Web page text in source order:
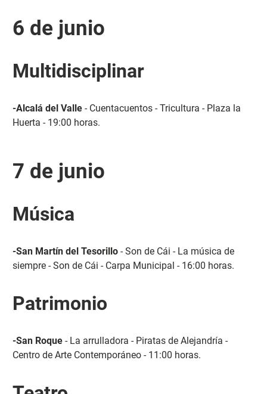
6 de junio
Multidisciplinar
-Alcalá del Valle- Cuentacuentos - Tricultura - Plaza la
Huerta - 19:00 horas.
7 de junio
Música
-San Martín del Tesorillo- Son de Cái - La música de
siempre - Son de Cái - Carpa Municipal - 16:00 horas.
Patrimonio
-San Roque- La arrulladora - Piratas de Alejandría -
Centro de Arte Contemporáneo - 11:00 horas.